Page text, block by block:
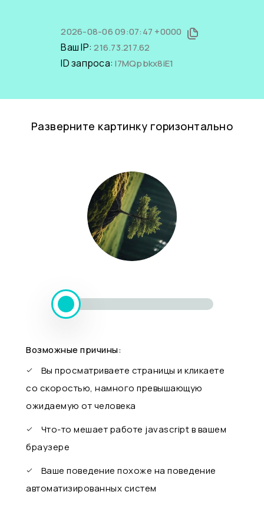
2026-08-06 09:07:47 +0000
Ваш IP:216.73.217.62
ID запроса:l7MQpbkx8iE1
Разверните картинку горизонтально
Возможные причины:
Вы просматриваете страницы и кликаете
со скоростью, намного превышающую
ожидаемую от человека
Что-то мешает работе javascript в вашем
браузере
Ваше поведение похоже на поведение
автоматизированных систем